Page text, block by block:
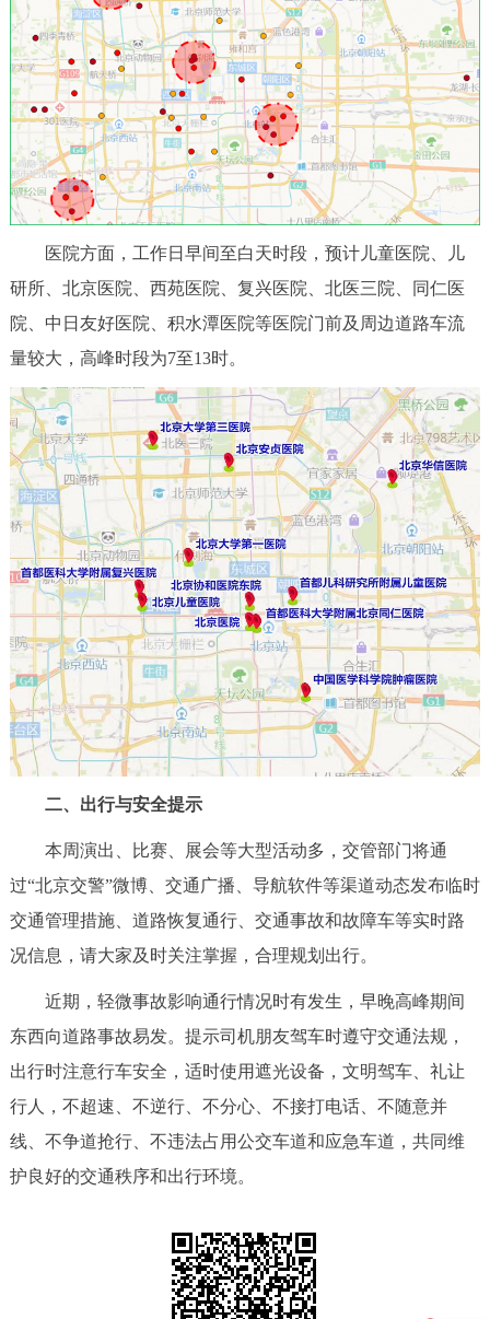
医院方面，工作日早间至白天时段，预计儿童医院、儿
研所、北京医院、西苑医院、复兴医院、北医三院、同仁医
院、中日友好医院、积水潭医院等医院门前及周边道路车流
量较大，高峰时段为7至13时。
二、出行与安全提示
本周演出、比赛、展会等大型活动多，交管部门将通
过“北京交警”微博、交通广播、导航软件等渠道动态发布临时
交通管理措施、道路恢复通行、交通事故和故障车等实时路
况信息，请大家及时关注掌握，合理规划出行。
近期，轻微事故影响通行情况时有发生，早晚高峰期间
东西向道路事故易发。提示司机朋友驾车时遵守交通法规，
出行时注意行车安全，适时使用遮光设备，文明驾车、礼让
行人，不超速、不逆行、不分心、不接打电话、不随意并
线、不争道抢行、不违法占用公交车道和应急车道，共同维
护良好的交通秩序和出行环境。